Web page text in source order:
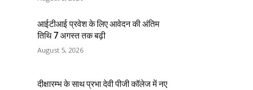
आईटीआई प्रवेश के लिए आवेदन की अंतिम
तिथि 7 अगस्त तक बढ़ी
August 5, 2026
दीक्षारम्भ के साथ प्रभा देवी पीजी कॉलेज में नए